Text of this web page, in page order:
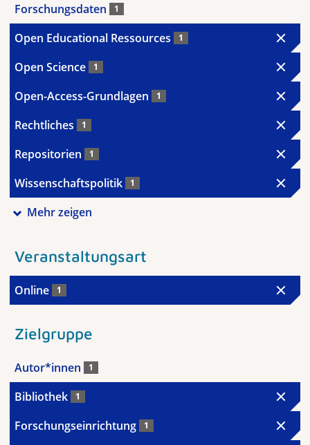
Forschungsdaten 1
Open Educational Ressources 1
Open Science 1
Open-Access-Grundlagen 1
Rechtliches 1
Repositorien 1
Wissenschaftspolitik 1
Mehr zeigen
Veranstaltungsart
Online 1
Zielgruppe
Autor*innen 1
Bibliothek 1
Forschungseinrichtung 1